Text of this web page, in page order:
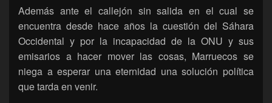
Además ante el callejón sin salida en el cual se
encuentra desde hace años la cuestión del Sáhara
Occidental y por la incapacidad de la ONU y sus
emisarios a hacer mover las cosas, Marruecos se
niega a esperar una eternidad una solución política
que tarda en venir.